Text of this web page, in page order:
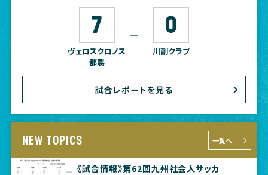
7
ヴェロスクロノス
都農
― 0
川副クラブ
試合レポートを見る
NEW TOPICS 一覧へ
《試合情報》第62回九州社会人サッカ